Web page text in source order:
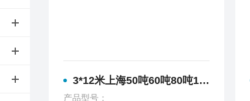
3*12米上海50吨60吨80吨100吨120吨150吨180吨电子地磅
产品型号：